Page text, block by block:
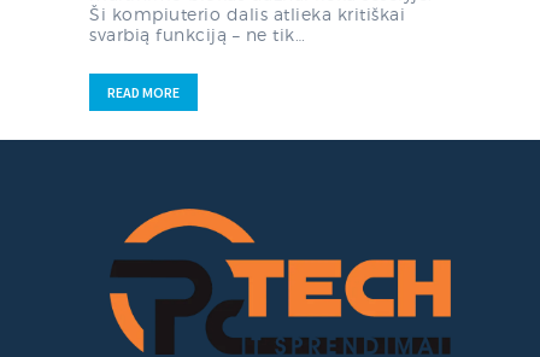
Ši kompiuterio dalis atlieka kritiškai
svarbią funkciją – ne tik…
READ MORE